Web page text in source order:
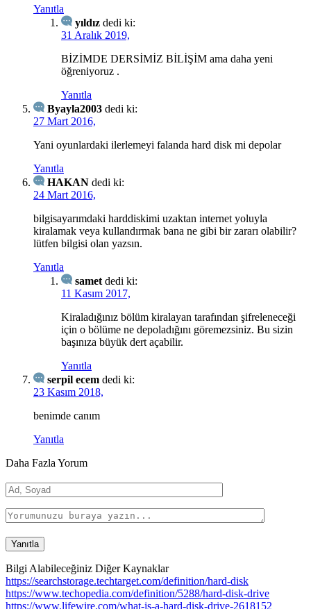
Yanıtla
yıldız dedi ki:
31 Aralık 2019,
BİZİMDE DERSİMİZ BİLİŞİM ama daha yeni
öğreniyoruz .
Yanıtla
Byayla2003 dedi ki:
27 Mart 2016,
Yani oyunlardaki ilerlemeyi falanda hard disk mi depolar
Yanıtla
HAKAN dedi ki:
24 Mart 2016,
bilgisayarımdaki harddiskimi uzaktan internet yoluyla
kiralamak veya kullandırmak bana ne gibi bir zararı olabilir?
lütfen bilgisi olan yazsın.
Yanıtla
samet dedi ki:
11 Kasım 2017,
Kiraladığınız bölüm kiralayan tarafından şifreleneceği
için o bölüme ne depoladığını göremezsiniz. Bu sizin
başınıza büyük dert açabilir.
Yanıtla
serpil ecem dedi ki:
23 Kasım 2018,
benimde canım
Yanıtla
Daha Fazla Yorum
Bilgi Alabileceğiniz Diğer Kaynaklar
https://searchstorage.techtarget.com/definition/hard-disk
https://www.techopedia.com/definition/5288/hard-disk-drive
https://www.lifewire.com/what-is-a-hard-disk-drive-2618152